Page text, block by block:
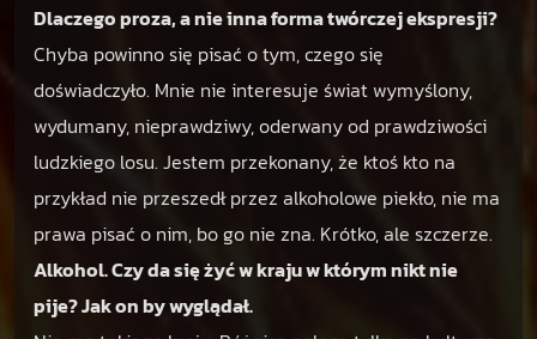
Dlaczego proza, a nie inna forma twórczej ekspresji?
Chyba powinno się pisać o tym, czego się
doświadczyło. Mnie nie interesuje świat wymyślony,
wydumany, nieprawdziwy, oderwany od prawdziwości
ludzkiego losu. Jestem przekonany, że ktoś kto na
przykład nie przeszedł przez alkoholowe piekło, nie ma
prawa pisać o nim, bo go nie zna. Krótko, ale szczerze.
Alkohol. Czy da się żyć w kraju w którym nikt nie
pije? Jak on by wyglądał.